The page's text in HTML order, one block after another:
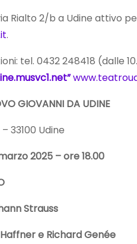
Rialto 2/b a Udine attivo
.
tel. 0432 248418 (dalle
GIOVANNI DA UDINE
33100 Udine
2025 – ore 18.00
Strauss
e Richard Genée